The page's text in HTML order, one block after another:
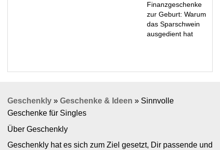
Finanzgeschenke
zur Geburt: Warum
das Sparschwein
ausgedient hat
Geschenkly » Geschenke & Ideen » Sinnvolle
Geschenke für Singles
Über Geschenkly
Geschenkly hat es sich zum Ziel gesetzt, Dir passende und